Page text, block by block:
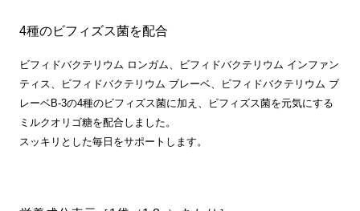
4種のビフィズス菌を配合
ビフィドバクテリウム ロンガム、ビフィドバクテリウム インファン
ティス、ビフィドバクテリウム ブレーベ、ビフィドバクテリウム ブ
レーベB-3の4種のビフィズス菌に加え、ビフィズス菌を元気にする
ミルクオリゴ糖を配合しました。
スッキリとした毎日をサポートします。